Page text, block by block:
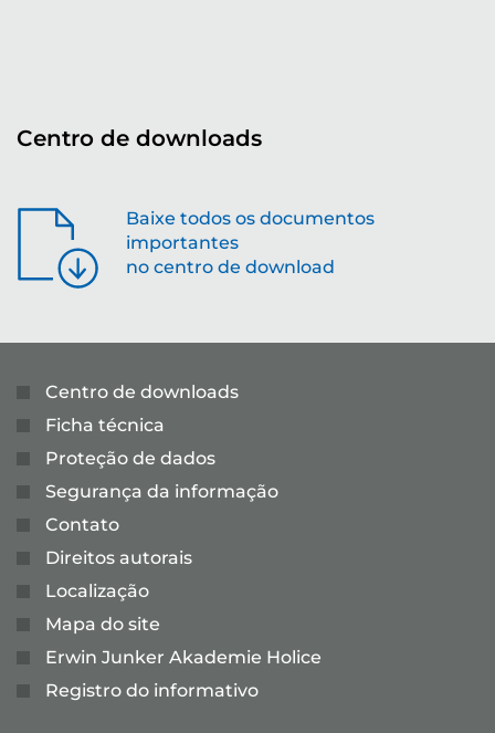
Centro de downloads
Baixe todos os documentos
importantes
no centro de download
Centro de downloads
Ficha técnica
Proteção de dados
Segurança da informação
Contato
Direitos autorais
Localização
Mapa do site
Erwin Junker Akademie Holice
Registro do informativo